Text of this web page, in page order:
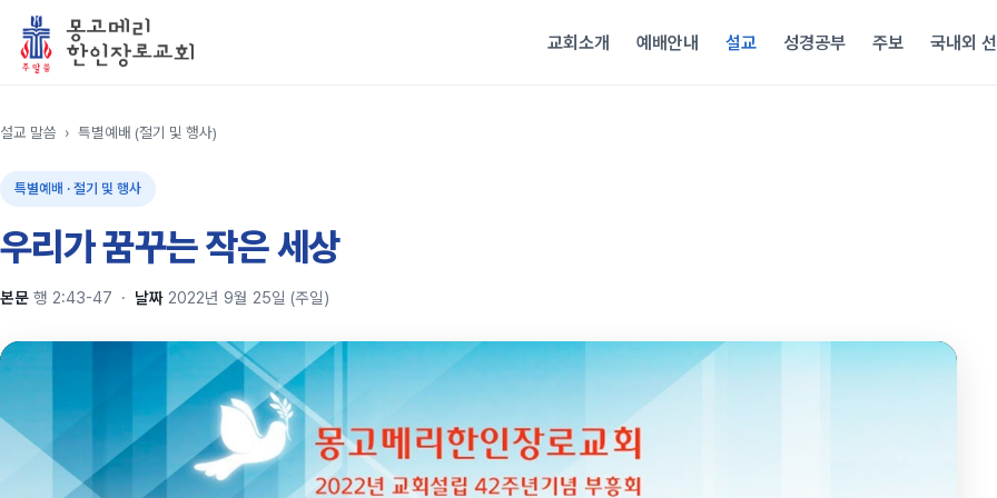
교회소개 예배안내 설교 성경공부 주보 국내외
설교 말씀 › 특별예배 (절기 및 행사)
특별예배 · 절기 및 행사
우리가 꿈꾸는 작은 세상
본문 행 2:43-47 · 날짜 2022년 9월 25일 (주일)